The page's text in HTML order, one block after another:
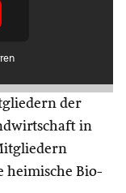
der
in
heimische Bio-